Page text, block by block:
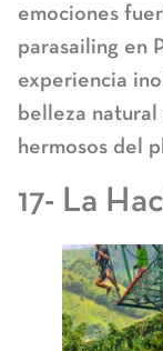
emociones
parasailing en
experiencia
belleza natural
hermosos del
17- La